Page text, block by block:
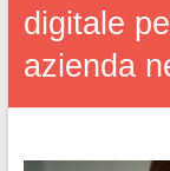
digitale
azienda